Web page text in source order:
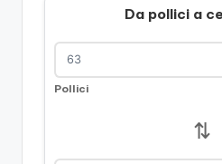
Da pollici a
Pollici
⇅